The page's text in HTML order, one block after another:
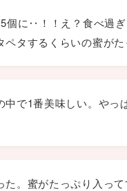
個に‥！！え？食べ過
タするくらいの蜜が
で1番美味しい。やっ
。蜜がたっぷり入っ